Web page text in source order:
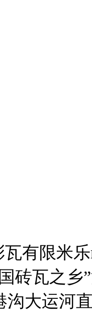
有限米乐
砖瓦之
沟大运河